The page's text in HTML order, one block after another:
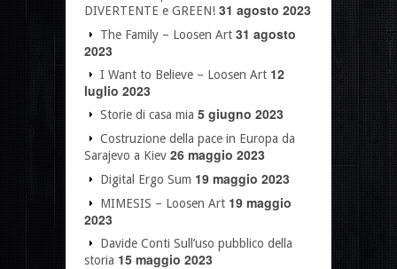
DIVERTENTE e GREEN! 31 agosto 2023
The Family – Loosen Art 31 agosto
2023
I Want to Believe – Loosen Art 12
luglio 2023
Storie di casa mia 5 giugno 2023
Costruzione della pace in Europa da
Sarajevo a Kiev 26 maggio 2023
Digital Ergo Sum 19 maggio 2023
MIMESIS – Loosen Art 19 maggio
2023
Davide Conti Sull’uso pubblico della
storia 15 maggio 2023